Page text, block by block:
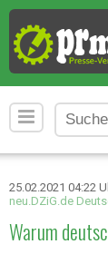
25.02.2021 04:22
neu.DZiG.de
Warum